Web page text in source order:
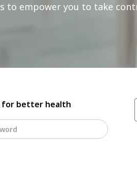
to empower you to take
for better health